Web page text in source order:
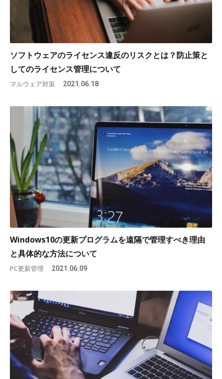
ソフトウェアのライセンス違反のリスクとは？防止策と
してのライセンス管理について
マルウェア対策 2021.06.18
Windows10の更新プログラムを遠隔で管理すべき理由
と具体的な方法について
PC更新管理 2021.06.09